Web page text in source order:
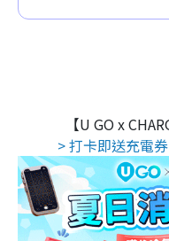
【U GO x
> 打卡即送充電